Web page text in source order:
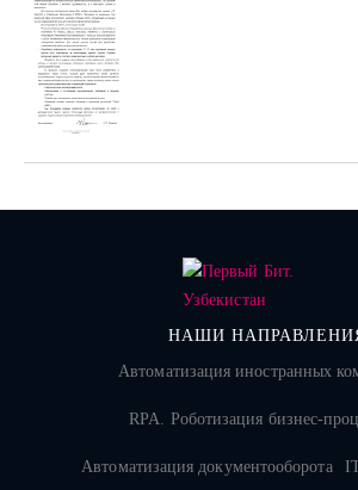
НАШИ
Автоматизация иностранных
RPA. Роботизация бизнес-
Автоматизация документооборота